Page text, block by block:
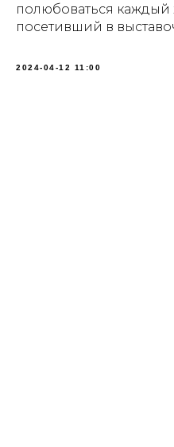
полюбоваться
посетивший в
2024-04-12 11:00